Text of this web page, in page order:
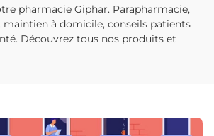
pharmacie Giphar. Parapharmacie,
maintien à domicile, conseils patients
Découvrez tous nos produits et